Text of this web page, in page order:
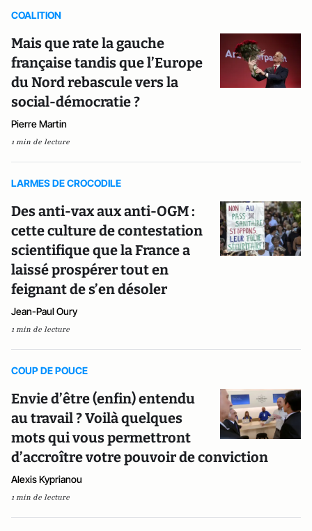
COALITION
Mais que rate la gauche
française tandis que l’Europe
du Nord rebascule vers la
social-démocratie ?
Pierre Martin
1 min de lecture
LARMES DE CROCODILE
Des anti-vax aux anti-OGM :
cette culture de contestation
scientifique que la France a
laissé prospérer tout en
feignant de s’en désoler
Jean-Paul Oury
1 min de lecture
COUP DE POUCE
Envie d’être (enfin) entendu
au travail ? Voilà quelques
mots qui vous permettront
d’accroître votre pouvoir de conviction
Alexis Kyprianou
1 min de lecture